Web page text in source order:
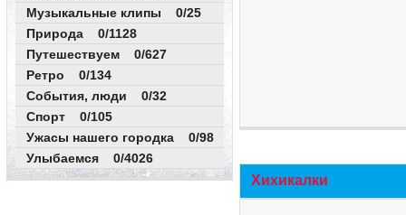
Музыкальные клипы 0/25
Природа 0/1128
Путешествуем 0/627
Ретро 0/134
События, люди 0/32
Спорт 0/105
Ужасы нашего городка 0/98
Улыбаемся 0/4026
Хихикалки